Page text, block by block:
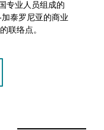
国专业人员组成的
泰罗尼亚的商业
联络点。